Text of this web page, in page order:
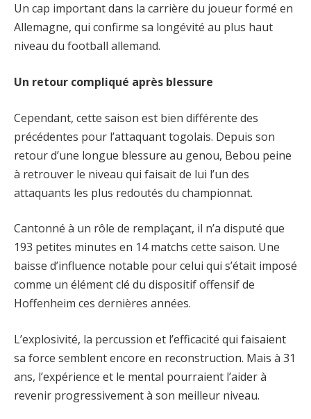
Un cap important dans la carrière du joueur formé en
Allemagne, qui confirme sa longévité au plus haut
niveau du football allemand.
Un retour compliqué après blessure
Cependant, cette saison est bien différente des
précédentes pour l’attaquant togolais. Depuis son
retour d’une longue blessure au genou, Bebou peine
à retrouver le niveau qui faisait de lui l’un des
attaquants les plus redoutés du championnat.
Cantonné à un rôle de remplaçant, il n’a disputé que
193 petites minutes en 14 matchs cette saison. Une
baisse d’influence notable pour celui qui s’était imposé
comme un élément clé du dispositif offensif de
Hoffenheim ces dernières années.
L’explosivité, la percussion et l’efficacité qui faisaient
sa force semblent encore en reconstruction. Mais à 31
ans, l’expérience et le mental pourraient l’aider à
revenir progressivement à son meilleur niveau.